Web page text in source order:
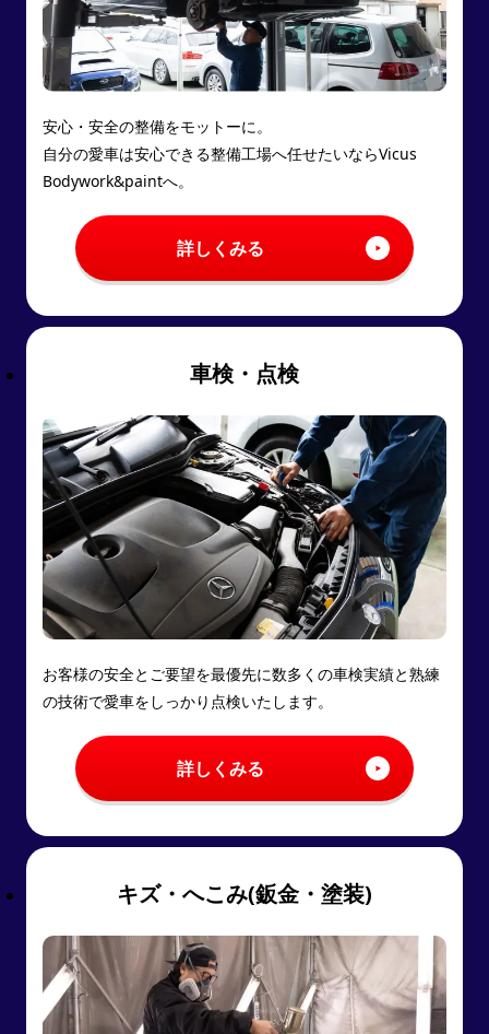
安心・安全の整備をモットーに。
自分の愛車は安心できる整備工場へ任せたいならVicus
Bodywork&paintへ。
詳しくみる
車検・点検
お客様の安全とご要望を最優先に数多くの車検実績と熟練
の技術で愛車をしっかり点検いたします。
詳しくみる
キズ・へこみ(鈑金・塗装)